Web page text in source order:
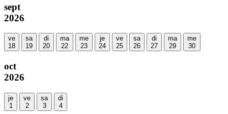
sept
2026
ve
18
sa
19
di
20
ma
22
me
23
je
24
ve
25
sa
26
di
27
ma
29
me
30
oct
2026
je
1
ve
2
sa
3
di
4